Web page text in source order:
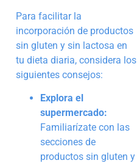
Para facilitar la
incorporación de productos
sin gluten y sin lactosa en
tu dieta diaria, considera los
siguientes consejos:
Explora el
supermercado:
Familiarízate con las
secciones de
productos sin gluten y